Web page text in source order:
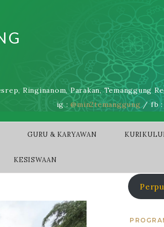
Ringinanom, Parakan, Temanggung
ig :@min2temanggung/ fb :
GURU & KARYAWAN
KESISWAAN